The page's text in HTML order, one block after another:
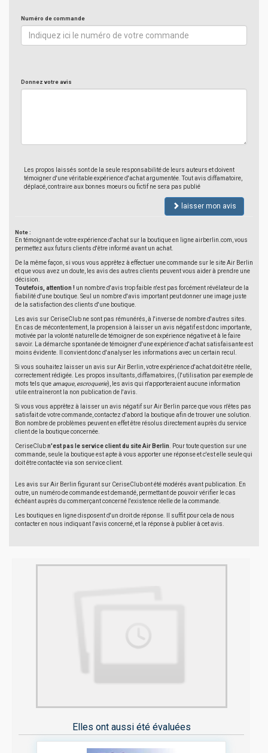
Numéro de commande
Donnez votre avis
Les propos laissés sont de la seule responsabilité de leurs auteurs et doivent
témoigner d'une véritable expérience d'achat argumentée. Tout avis diffamatoire,
déplacé, contraire aux bonnes moeurs ou fictif ne sera pas publié
laisser mon avis
Note :
En témoignant de votre expérience d'achat sur la boutique en ligne airberlin.com, vous
permettez aux futurs clients d'être informé avant un achat.
De la même façon, si vous vous apprêtez à effectuer une commande sur le site Air Berlin
et que vous avez un doute, les avis des autres clients peuvent vous aider à prendre une
décision.
Toutefois, attention ! un nombre d'avis trop faible n'est pas forcément révélateur de la
fiabilité d'une boutique. Seul un nombre d'avis important peut donner une image juste
de la satisfaction des clients d'une boutique.
Les avis sur CeriseClub ne sont pas rémunérés, à l'inverse de nombre d'autres sites.
En cas de mécontentement, la propension à laisser un avis négatif est donc importante,
motivée par la volonté naturelle de témoigner de son expérience négative et à le faire
savoir. La démarche spontanée de témoigner d'une expérience d'achat satisfaisante est
moins évidente. Il convient donc d'analyser les informations avec un certain recul.
Si vous souhaitez laisser un avis sur Air Berlin, votre expérience d'achat doit être réelle,
correctement rédigée. Les propos insultants, diffamatoires, (l'utilisation par exemple de
mots tels que arnaque, escroquerie), les avis qui n'apporteraient aucune information
utile entraîneront la non publication de l'avis.
Si vous vous apprêtez à laisser un avis négatif sur Air Berlin parce que vous n'êtes pas
satisfait de votre commande, contactez d'abord la boutique afin de trouver une solution.
Bon nombre de problèmes peuvent en effet être résolus directement auprès du service
client de la boutique concernée.
CeriseClubn'est pas le service client du site Air Berlin . Pour toute question sur une
commande, seule la boutique est apte à vous apporter une réponse et c'est elle seule qui
doit être contactée via son service client.
Les avis sur Air Berlin figurant sur CeriseClub ont été modérés avant publication. En
outre, un numéro de commande est demandé, permettant de pouvoir vérifier le cas
échéant auprès du commerçant concerné l'existence réelle de la commande.
Les boutiques en ligne disposent d'un droit de réponse. Il suffit pour cela de nous
contacter en nous indiquant l'avis concerné, et la réponse à publier à cet avis.
Elles ont aussi été évaluées